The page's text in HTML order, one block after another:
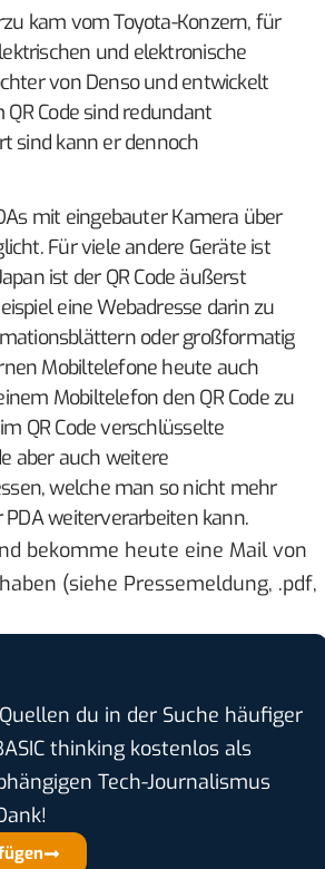
kam vom Toyota-Konzern, für
und elektronische
von Denso und entwickelt
Code sind redundant
sind kann er dennoch
mit eingebauter Kamera über
Für viele andere Geräte ist
ist der QR Code äußerst
eine Webadresse darin zu
oder großformatig
Mobiltelefone heute auch
Mobiltelefon den QR Code zu
QR Code verschlüsselte
aber auch weitere
welche man so nicht mehr
weiterverarbeiten kann.
bekomme heute eine Mail von
(siehe Pressemeldung, .pdf,
du in der Suche häufiger
thinking kostenlos als
Tech-Journalismus